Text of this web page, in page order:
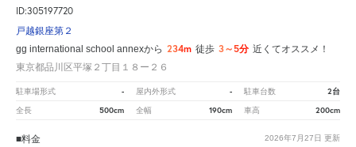
ID:305197720
戸越銀座第２
gg international school annexから 234m 徒歩 3～5分 近くてオススメ！
東京都品川区平塚２丁目１８ー２６
駐車場形式 - 屋内外形式 - 駐車台数 2台
全長 500cm 全幅 190cm 車高 200cm
2026年7月27日 更新
■料金